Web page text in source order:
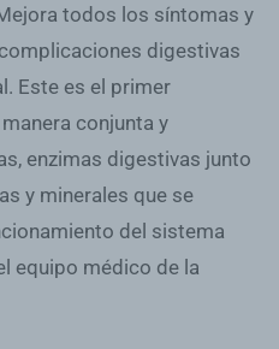
todos los síntomas y
digestivas
Este es el primer
conjunta y
enzimas digestivas junto
y minerales que se
del sistema
equipo médico de la